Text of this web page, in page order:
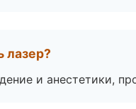
лазер?
и анестетики,